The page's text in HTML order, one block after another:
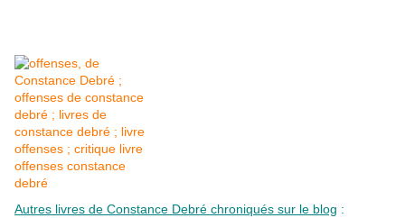
Autres livres de Constance Debré chroniqués sur le blog :